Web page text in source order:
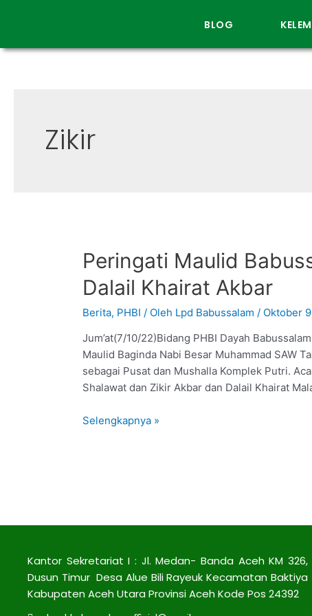
BLOG
Zikir
Peringati Maulid
Dalail Khairat Akbar
Berita, PHBI / Oleh Lpd Babussalam/ Oktober
Jum’at(7/10/22)Bidang PHBI Dayah
Maulid Baginda Nabi Besar Muhammad SAW
sebagai Pusat dan Mushalla Komplek Putri.
Shalawat dan Zikir Akbar dan Dalail Khairat
Selengkapnya »
Kantor Sekretariat I : Jl. Medan- Banda Aceh KM 326,
Dusun Timur Desa Alue Bili Rayeuk Kecamatan Baktiya
Kabupaten Aceh Utara Provinsi Aceh Kode Pos 24392